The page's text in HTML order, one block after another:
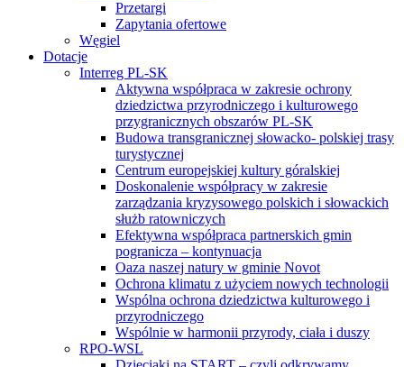
Przetargi
Zapytania ofertowe
Węgiel
Dotacje
Interreg PL-SK
Aktywna współpraca w zakresie ochrony
dziedzictwa przyrodniczego i kulturowego
przygranicznych obszarów PL-SK
Budowa transgranicznej słowacko- polskiej trasy
turystycznej
Centrum europejskiej kultury góralskiej
Doskonalenie współpracy w zakresie
zarządzania kryzysowego polskich i słowackich
służb ratowniczych
Efektywna współpraca partnerskich gmin
pogranicza – kontynuacja
Oaza naszej natury w gminie Novot
Ochrona klimatu z użyciem nowych technologii
Wspólna ochrona dziedzictwa kulturowego i
przyrodniczego
Wspólnie w harmonii przyrody, ciała i duszy
RPO-WSL